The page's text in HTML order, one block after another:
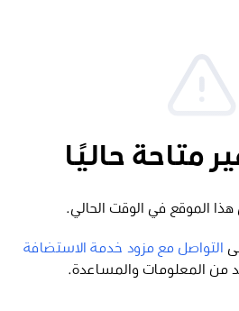
متاحة حاليًا
هذا الموقع في الوقت الحالي.
التواصل مع مزود خدمة الاستضافة
من المعلومات والمساعدة.